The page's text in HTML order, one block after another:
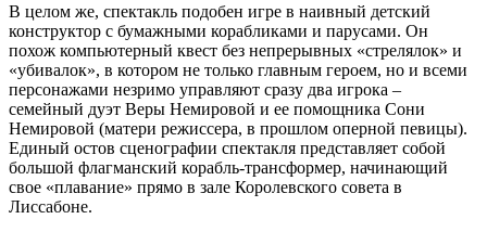
В целом же, спектакль подобен игре в наивный детский
конструктор с бумажными корабликами и парусами. Он
похож компьютерный квест без непрерывных «стрелялок» и
«убивалок», в котором не только главным героем, но и всеми
персонажами незримо управляют сразу два игрока –
семейный дуэт Веры Немировой и ее помощника Сони
Немировой (матери режиссера, в прошлом оперной певицы).
Единый остов сценографии спектакля представляет собой
большой флагманский корабль-трансформер, начинающий
свое «плавание» прямо в зале Королевского совета в
Лиссабоне.